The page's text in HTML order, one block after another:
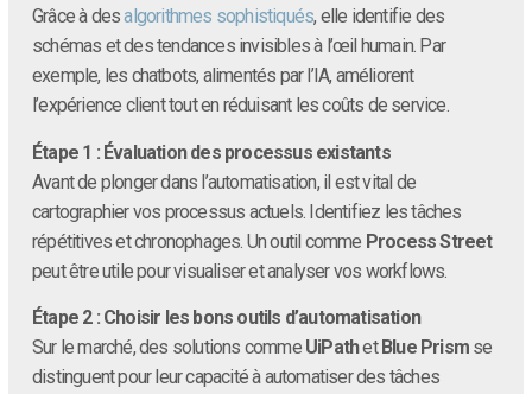
Grâce à desalgorithmes sophistiqués, elle identifie des
schémas et des tendances invisibles à l’œil humain. Par
exemple, les chatbots, alimentés par l’IA, améliorent
l’expérience client tout en réduisant les coûts de service.
Étape 1 : Évaluation des processus existants
Avant de plonger dans l’automatisation, il est vital de
cartographier vos processus actuels. Identifiez les tâches
répétitives et chronophages. Un outil comme Process Street
peut être utile pour visualiser et analyser vos workflows.
Étape 2 : Choisir les bons outils d’automatisation
Sur le marché, des solutions comme UiPathetBlue Prism se
distinguent pour leur capacité à automatiser des tâches